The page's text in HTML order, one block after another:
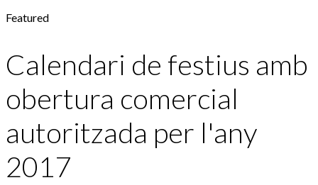
Featured
Calendari de festius amb
obertura comercial
autoritzada per l'any
2017